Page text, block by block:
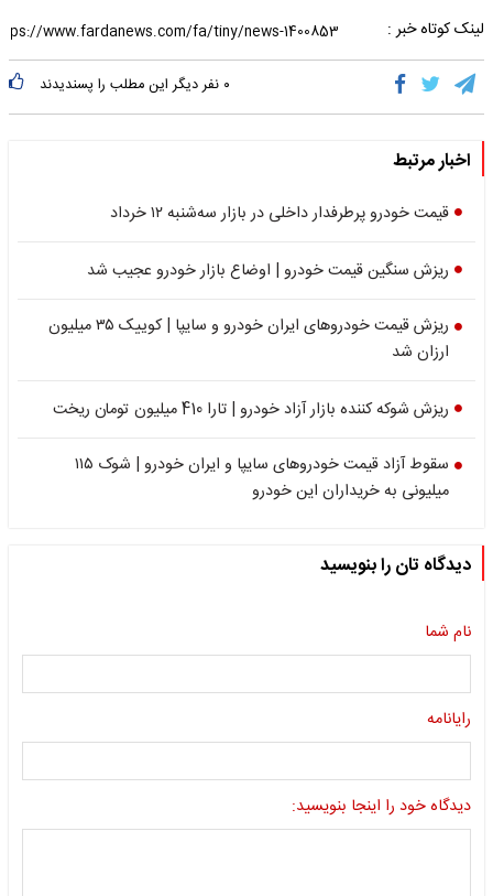
لینک کوتاه خبر :
۰ نفر دیگر این مطلب را پسندیدند
اخبار مرتبط
قیمت خودرو پرطرفدار داخلی در بازار سه‌شنبه ۱۲ خرداد
ریزش سنگین قیمت خودرو | اوضاع بازار خودرو عجیب شد
ریزش قیمت خودروهای ایران خودرو و سایپا | کوییک ۳۵ میلیون
ارزان شد
ریزش شوکه کننده بازار آزاد خودرو | تارا 410 میلیون تومان ریخت
سقوط آزاد قیمت خودروهای سایپا و ایران خودرو | شوک ۱۱۵
میلیونی به خریداران این خودرو
دیدگاه تان را بنویسید
نام شما
رایانامه
دیدگاه خود را اینجا بنویسید: